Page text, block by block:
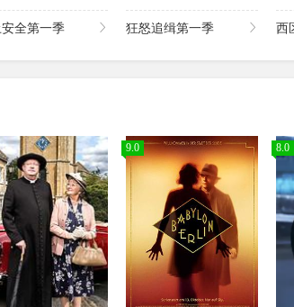
安全第一季 狂怒追缉第一季 西
9.0 8.0